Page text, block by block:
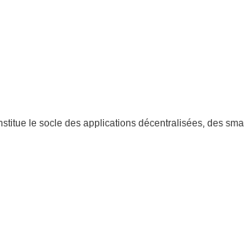
le socle des applications décentralisées, des